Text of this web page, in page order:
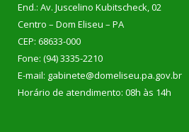
End.: Av. Juscelino Kubitscheck, 02
Centro – Dom Eliseu – PA
CEP: 68633-000
Fone: (94) 3335-2210
E-mail: gabinete@domeliseu.pa.gov.br
Horário de atendimento: 08h às 14h